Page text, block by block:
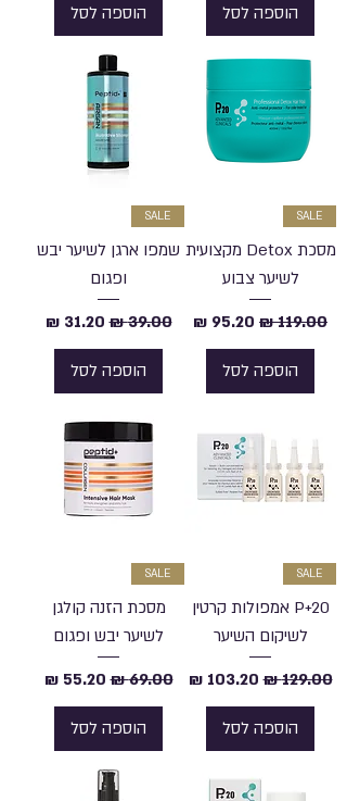
הוספה לסל הוספה לסל
SALE
מסכת Detox מקצועית
לשיער צבוע
מחיר רגיל מחיר מבצע
הוספה לסל
SALE
שמפו ארגן לשיער יבש
ופגום
מחיר רגיל‏39.00 ‏₪ מחיר מבצע
הוספה לסל
SALE
P+20 אמפולות קרטין
לשיקום השיער
מחיר רגיל‏129.00 ‏₪ מחיר מבצע
הוספה לסל
SALE
מסכת הזנה קולגן
לשיער יבש ופגום
מחיר רגיל‏69.00 ‏₪ מחיר מבצע
הוספה לסל